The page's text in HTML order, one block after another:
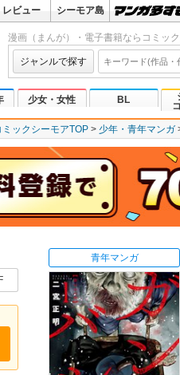
レビュー シーモア島
漫画（まんが）・電子書籍ならコミック
ジャンルで探す
少女・女性 BL
ックシーモアTOP 少年・青年マンガ
青年マンガ